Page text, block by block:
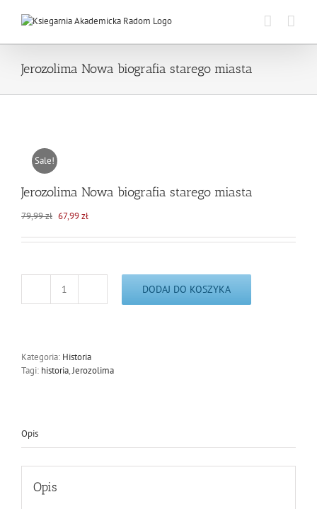
Jerozolima Nowa biografia starego miasta
Sale!
Jerozolima Nowa biografia starego miasta
79,99zł Pierwotna
wynosiła:
67,99złAktualna
wynosi:
ilość
miasta
DODAJ DO KOSZYKA
Kategoria: Historia
Tagi: historia,Jerozolima
Opis
Opis